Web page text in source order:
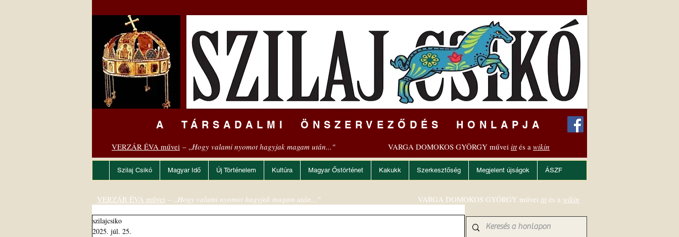
A TÁRSADALMI ÖNSZERVEZŐDÉS HONLAPJA
VERZÁR ÉVA művei – „Hogy valami nyomot hagyjak magam után..." VARGA DOMOKOS GYÖRGY művei ittés a wikin
Szilaj Csikó Magyar Idő Új Történelem Kultúra Magyar Őstörténet Kakukk Szerkesztőség Megjelent újságok ÁSZF
szilajcsiko
2025. júl. 25.
VERZÁR ÉVA művei – „Hogy valami nyomot hagyjak magam után..." VARGA DOMOKOS GYÖRGY művei itt és a wikin